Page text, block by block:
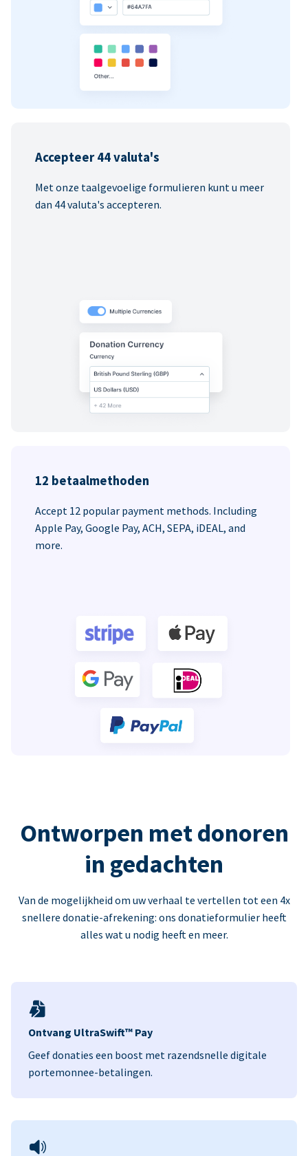
Accepteer 44 valuta's
Met onze taalgevoelige formulieren kunt u meer
dan 44 valuta's accepteren.
12 betaalmethoden
Accept 12 popular payment methods. Including
Apple Pay, Google Pay, ACH, SEPA, iDEAL, and
more.
Ontworpen met donoren
in gedachten
Van de mogelijkheid om uw verhaal te vertellen tot een 4x
snellere donatie-afrekening: ons donatieformulier heeft
alles wat u nodig heeft en meer.
Ontvang UltraSwift™ Pay
Geef donaties een boost met razendsnelle digitale
portemonnee-betalingen.